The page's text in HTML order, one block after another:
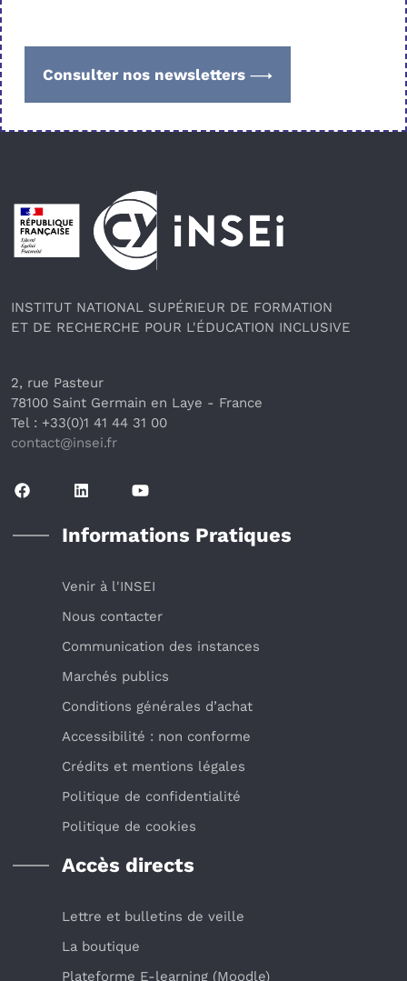
Consulter nos newsletters
Pied de page
INSTITUT NATIONAL SUPÉRIEUR DE FORMATION
ET DE RECHERCHE POUR L'ÉDUCATION INCLUSIVE
2, rue Pasteur
78100 Saint Germain en Laye - France
Tel : +33(0)1 41 44 31 00
contact@insei.fr
Informations Pratiques
Venir à l'INSEI
Nous contacter
Communication des instances
Marchés publics
Conditions générales d’achat
Accessibilité : non conforme
Crédits et mentions légales
Politique de confidentialité
Politique de cookies
Accès directs
Lettre et bulletins de veille
La boutique
Plateforme E-learning (Moodle)